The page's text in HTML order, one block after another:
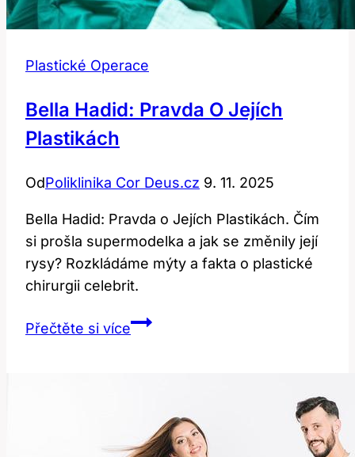
Plastické Operace
Bella Hadid: Pravda O Jejích
Plastikách
OdPoliklinika Cor Deus.cz 9. 11. 2025
Bella Hadid: Pravda o Jejích Plastikách. Čím
si prošla supermodelka a jak se změnily její
rysy? Rozkládáme mýty a fakta o plastické
chirurgii celebrit.
Přečtěte si víceBella
Plastikách